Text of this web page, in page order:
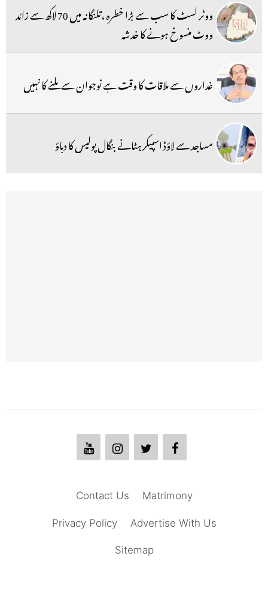
ووٹر لسٹ کا سب سے بڑا خطرہ ،تلنگانہ میں 70 لاکھ سے زائد
ووٹ منسوخ ہونے کا خدشہ
غداروں سے ملاقات کا وقت ہے نوجوان سے ملنے کا نہیں
مساجد سے لاؤڈ اسپیکر ہٹانے بنگال پولیس کا دباؤ
Matrimony
Contact Us
Advertise With Us
Privacy Policy
Sitemap